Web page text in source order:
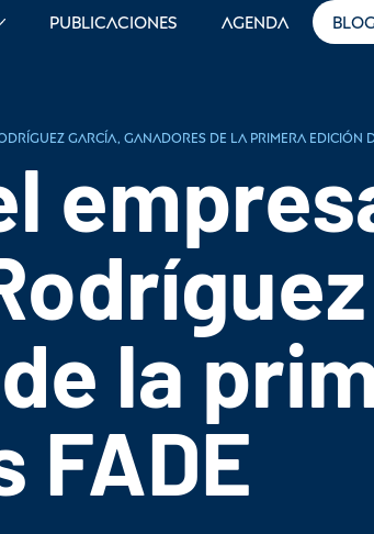
Publicaciones Agenda
García, ganadores de la primera edición
la
FADE